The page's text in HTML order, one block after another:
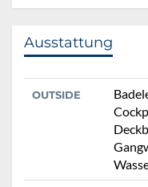
Ausstattung
OUTSIDE